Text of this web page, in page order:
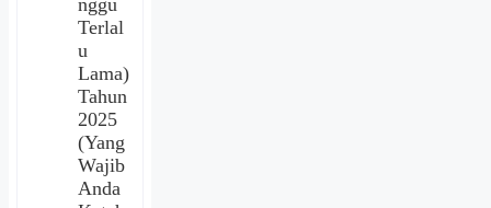
nggu
Terlal
u
Lama)
Tahun
2025
(Yang
Wajib
Anda